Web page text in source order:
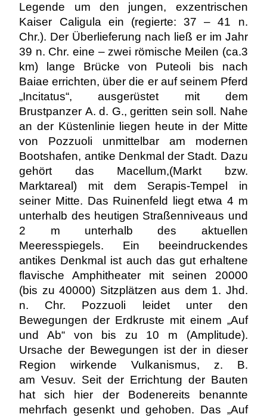
Legende um den jungen, exzentrischen
Kaiser Caligula ein (regierte: 37 – 41 n.
Chr.). Der Überlieferung nach ließ er im Jahr
39 n. Chr. eine – zwei römische Meilen (ca.3
km) lange Brücke von Puteoli bis nach
Baiae errichten, über die er auf seinem Pferd
„Incitatus“, ausgerüstet mit dem
Brustpanzer A. d. G., geritten sein soll. Nahe
an der Küstenlinie liegen heute in der Mitte
von Pozzuoli unmittelbar am modernen
Bootshafen, antike Denkmal der Stadt. Dazu
gehört das Macellum,(Markt bzw.
Marktareal) mit dem Serapis-Tempel in
seiner Mitte. Das Ruinenfeld liegt etwa 4 m
unterhalb des heutigen Straßenniveaus und
2 m unterhalb des aktuellen
Meeresspiegels. Ein beeindruckendes
antikes Denkmal ist auch das gut erhaltene
flavische Amphitheater mit seinen 20000
(bis zu 40000) Sitzplätzen aus dem 1. Jhd.
n. Chr. Pozzuoli leidet unter den
Bewegungen der Erdkruste mit einem „Auf
und Ab“ von bis zu 10 m (Amplitude).
Ursache der Bewegungen ist der in dieser
Region wirkende Vulkanismus, z. B.
am Vesuv. Seit der Errichtung der Bauten
hat sich hier der Bodenereits benannte
mehrfach gesenkt und gehoben. Das „Auf